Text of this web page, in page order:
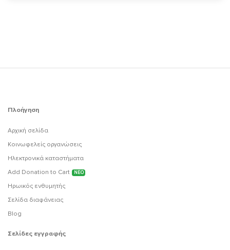
Πλοήγηση
Αρχική σελίδα
Κοινωφελείς οργανώσεις
Ηλεκτρονικά καταστήματα
Add Donation to Cart
ΝΕΟ
Ηρωικός ενθυμητής
Σελίδα διαφάνειας
Blog
Σελίδες εγγραφής